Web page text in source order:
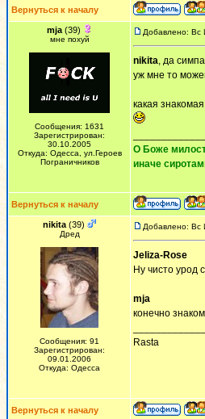
Вернуться к началу
mja (39)
мне похуй
Сообщения: 1631
Зарегистрирован:
30.10.2005
Откуда: Одесса, ул.Героев
Пограничников
Добавлено: Вс
nikita, да
уж мне то
какая
О Боже
иначе
Вернуться к началу
nikita (39)
Дред
Сообщения: 91
Зарегистрирован:
09.01.2006
Откуда: Одесса
Добавлено: Вс
Jeliza-Rose
Ну чисто урод
mja
конечно
Rasta
Вернуться к началу